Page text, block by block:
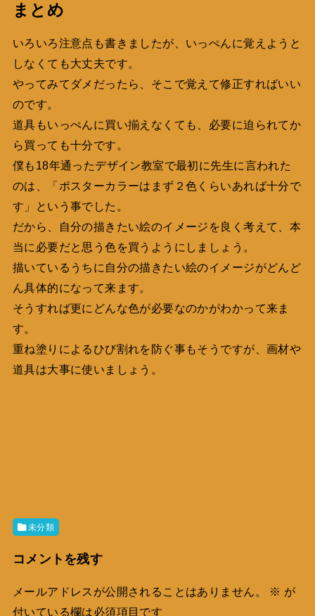
まとめ
いろいろ注意点も書きましたが、いっぺんに覚えようと
しなくても大丈夫です。
やってみてダメだったら、そこで覚えて修正すればいい
のです。
道具もいっぺんに買い揃えなくても、必要に迫られてか
ら買っても十分です。
僕も18年通ったデザイン教室で最初に先生に言われた
のは、「ポスターカラーはまず２色くらいあれば十分で
す」という事でした。
だから、自分の描きたい絵のイメージを良く考えて、本
当に必要だと思う色を買うようにしましょう。
描いているうちに自分の描きたい絵のイメージがどんど
ん具体的になって来ます。
そうすれば更にどんな色が必要なのかがわかって来ま
す。
重ね塗りによるひび割れを防ぐ事もそうですが、画材や
道具は大事に使いましょう。
未分類
コメントを残す
メールアドレスが公開されることはありません。 ※ が
付いている欄は必須項目です